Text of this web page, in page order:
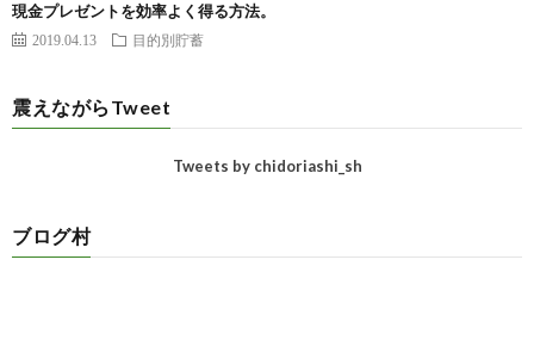
現金プレゼントを効率よく得る方法。
2019.04.13 目的別貯蓄
震えながらTweet
Tweets by chidoriashi_sh
ブログ村